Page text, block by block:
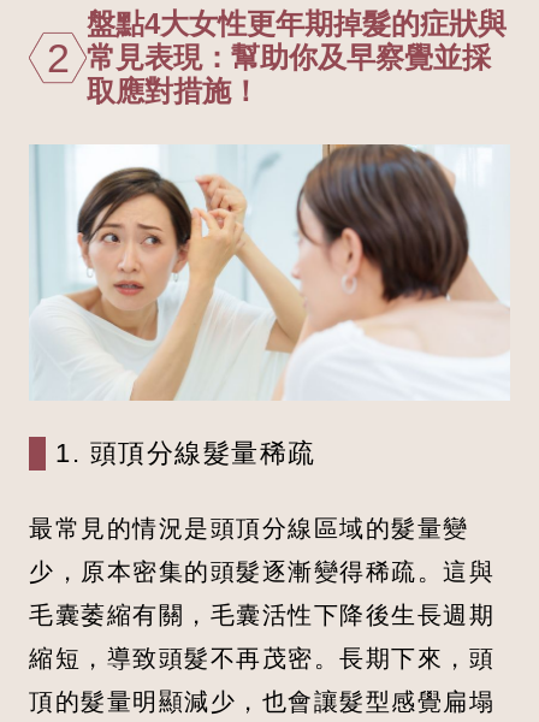
2
盤點4大女性更年期掉髮的症狀與
常見表現：幫助你及早察覺並採
取應對措施！
1. 頭頂分線髮量稀疏
最常見的情況是頭頂分線區域的髮量變
少，原本密集的頭髮逐漸變得稀疏。這與
毛囊萎縮有關，毛囊活性下降後生長週期
縮短，導致頭髮不再茂密。長期下來，頭
頂的髮量明顯減少，也會讓髮型感覺扁塌